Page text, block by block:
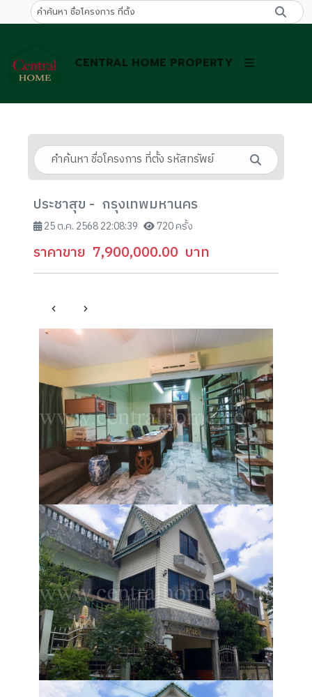
CENTRAL HOME PROPERTY
ประชาสุข - กรุงเทพมหานคร
25 ต.ค. 2568 22:08:39 720 ครั้ง
ราคาขาย 7,900,000.00 บาท